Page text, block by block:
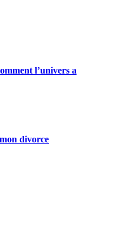
l’univers a
divorce